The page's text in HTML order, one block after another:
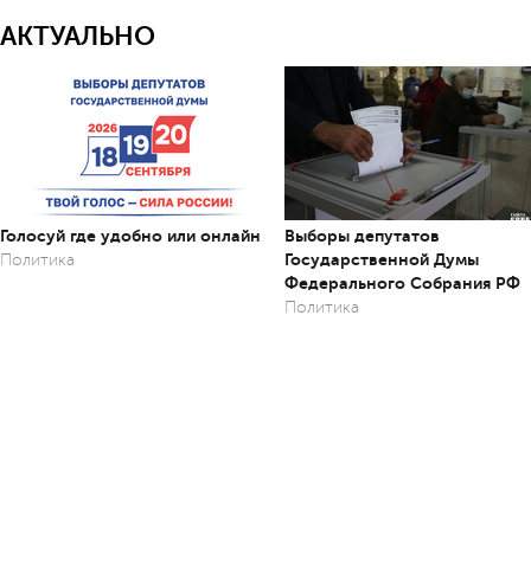
АКТУАЛЬНО
Голосуй где удобно или онлайн
Политика
Выборы депутатов
Государственной Думы
Федерального Собрания РФ
Политика